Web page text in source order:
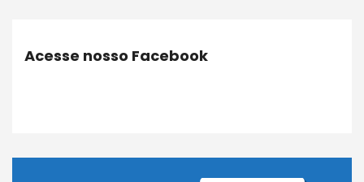
Acesse nosso Facebook